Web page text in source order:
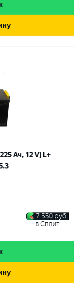
Ач, 12 V) L+
7 550 руб.
в Сплит